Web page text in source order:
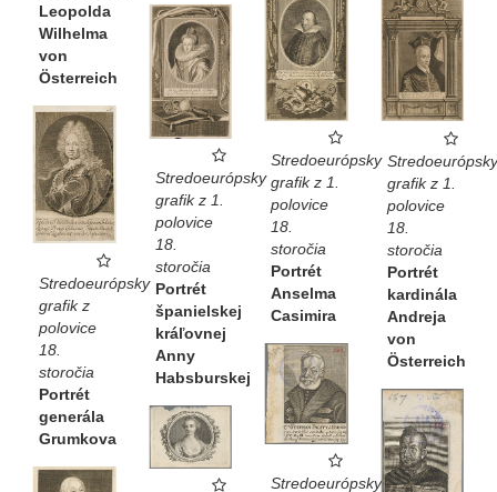
Leopolda
Wilhelma
von
Österreich
Stredoeurópsky
grafik z 1.
polovice
18.
storočia
Portrét
Anselma
Casimira
Stredoeurópsky
grafik z 1.
polovice
18.
storočia
Portrét
kardinála
Andreja
von
Österreich
Stredoeurópsky
grafik z 1.
polovice
18.
storočia
Portrét
španielskej
kráľovnej
Anny
Habsburskej
Stredoeurópsky
grafik z
polovice
18.
storočia
Portrét
generála
Grumkova
Stredoeurópsky